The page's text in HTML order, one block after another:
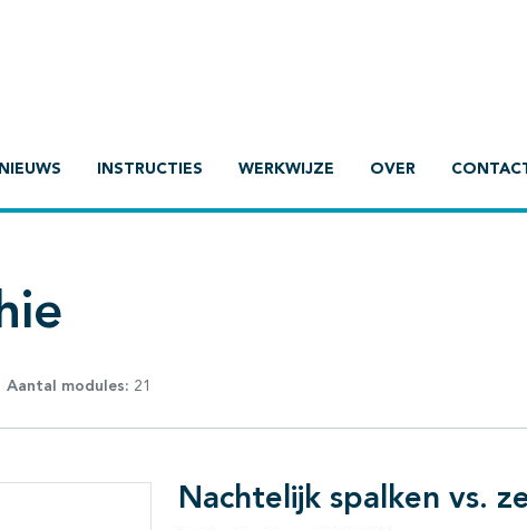
NIEUWS INSTRUCTIES WERKWIJZE OVER
Aantal modules: 21
Nachtelijk spalken vs.